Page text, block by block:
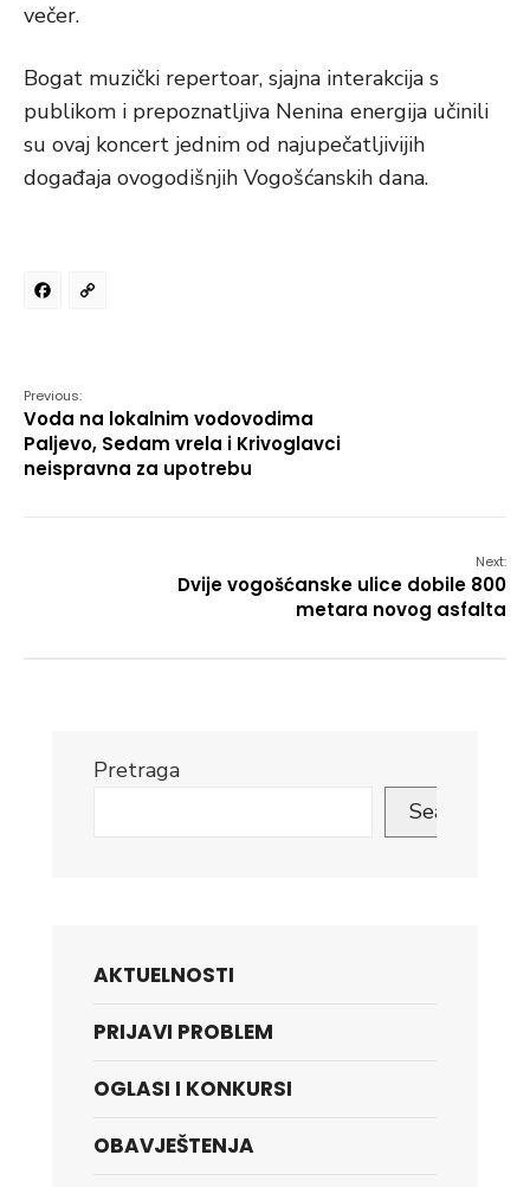
večer.
Bogat muzički repertoar, sjajna interakcija s
publikom i prepoznatljiva Neninа energija učinili
su ovaj koncert jednim od najupečatljivijih
događaja ovogodišnjih Vogošćanskih dana.
Facebook
Previous:
Voda na lokalnim vodovodima
Paljevo, Sedam vrela i Krivoglavci
neispravna za upotrebu
Next:
Dvije vogošćanske ulice dobile 800
metara novog asfalta
Pretraga
Search
AKTUELNOSTI
PRIJAVI PROBLEM
OGLASI I KONKURSI
OBAVJEŠTENJA